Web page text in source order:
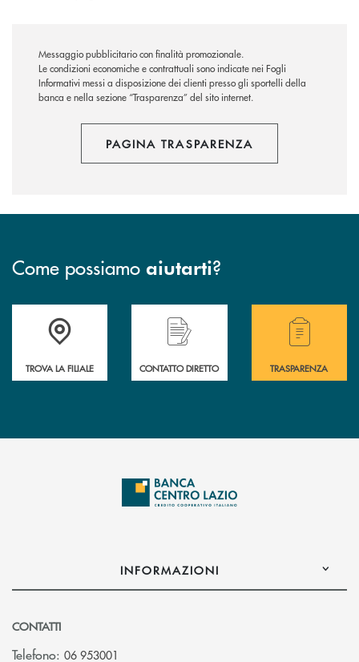
Messaggio pubblicitario con finalità promozionale.
Le condizioni economiche e contrattuali sono indicate nei Fogli
Informativi messi a disposizione dei clienti presso gli sportelli della
banca e nella sezione “Trasparenza” del sito internet.
PAGINA TRASPARENZA
Come possiamo aiutarti?
Accedi all'elenco completo delle filiali .
TROVA LA FILIALE
Hai bisogno di assistenza immediata o vuoi
CONTATTO DIRETTO
Hai bisogno di
TRASPARENZA
INFORMAZIONI
CONTATTI
Telefono: 06 953001